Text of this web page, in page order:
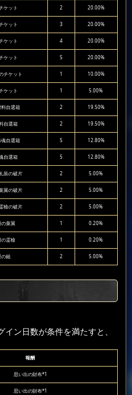
ケット 2 20.00%
ケット 3 20.00%
ケット 4 20.00%
ケット 5 20.00%
チケット 1 10.00%
ケット 1 5.00%
料自選箱 2 19.50%
自選箱 2 19.50%
魂自選箱 5 12.80%
自選箱 5 12.80%
装の破片 2 5.00%
翼の破片 2 5.00%
槍の破片 2 5.00%
の葉翼 1 0.20%
の霊槍 1 0.20%
の鎚 2 5.00%
ン日数が条件を満たすと、
報酬
思い出の財布*1
思い出の財布*1